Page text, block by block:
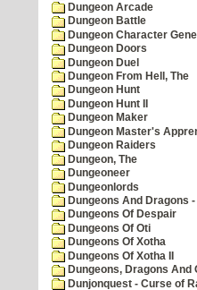
Dungeon Arcade
Dungeon Battle
Dungeon Character
Dungeon Doors
Dungeon Duel
Dungeon From Hell, The
Dungeon Hunt
Dungeon Hunt II
Dungeon Maker
Dungeon Master's
Dungeon Raiders
Dungeon, The
Dungeoneer
Dungeonlords
Dungeons And Dragons
Dungeons Of Despair
Dungeons Of Oti
Dungeons Of Xotha
Dungeons Of Xotha II
Dungeons, Dragons And
Dunjonquest - Curse of